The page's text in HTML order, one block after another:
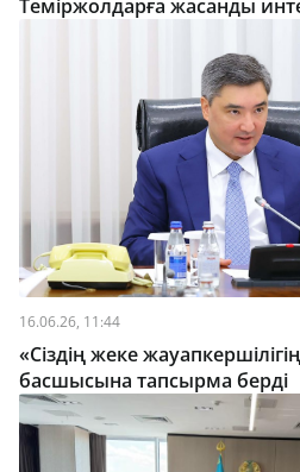
Теміржолдарға жасанды
16.06.26, 11:44
«Сіздің жеке
басшысына тапсырма берді